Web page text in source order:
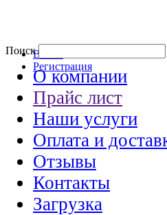
Войти
Регистрация
Поиск
О компании
Прайс лист
Наши услуги
Оплата и
Отзывы
Контакты
Загрузка